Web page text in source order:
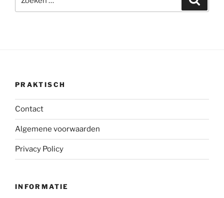
naar:
PRAKTISCH
Contact
Algemene voorwaarden
Privacy Policy
INFORMATIE